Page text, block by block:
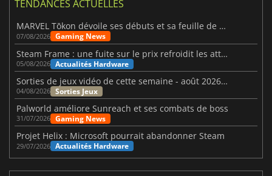
TENDANCES ACTUELLES
MARVEL Tōkon dévoile ses débuts et sa feuille de route
07/08/2026 Gaming News
Steam Frame : une fuite sur le prix refroidit les attentes VR
05/08/2026 Actualités Hardware
Sorties de jeux vidéo de cette semaine - août 2026 (semaine 32)
04/08/2026 Sorties Jeux
Palworld améliore Sunreach et ses combats de boss
31/07/2026 Gaming News
Projet Helix : Microsoft pourrait abandonner Steam
29/07/2026 Actualités Hardware